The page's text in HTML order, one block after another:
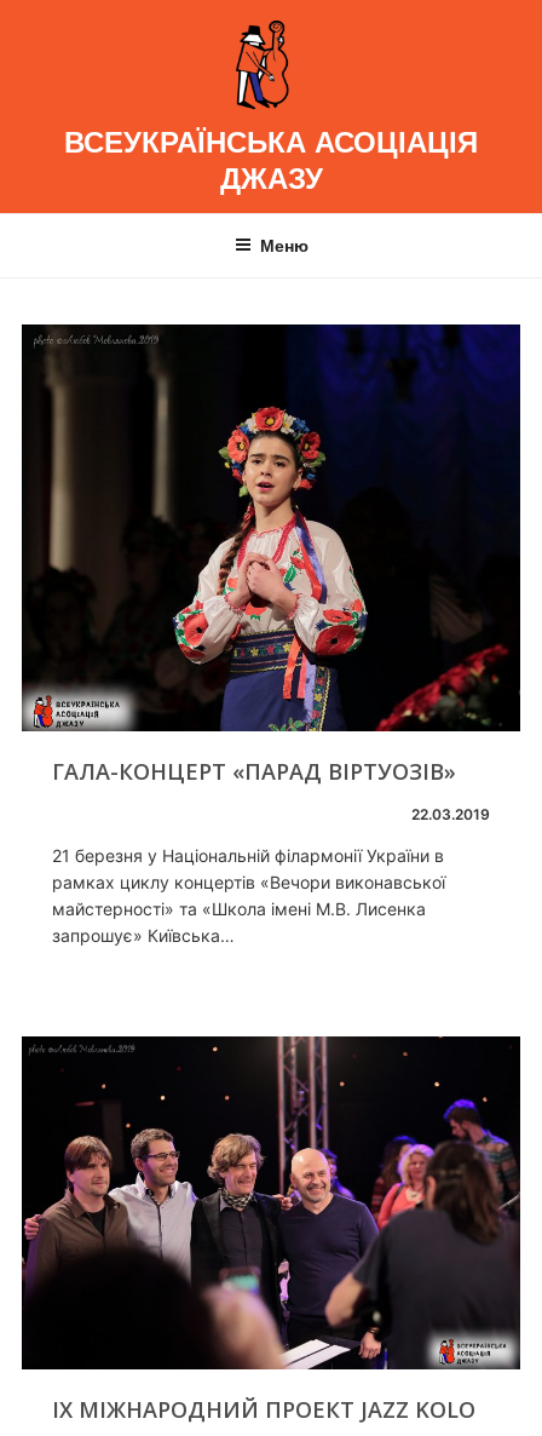
ВСЕУКРАЇНСЬКА АСОЦІАЦІЯ
ДЖАЗУ
Меню
ГАЛА-КОНЦЕРТ «ПАРАД ВІРТУОЗІВ»
22.03.2019
21 березня у Національній філармонії України в
рамках циклу концертів «Вечори виконавської
майстерності» та «Школа імені М.В. Лисенка
запрошує» Київська…
IX МІЖНАРОДНИЙ ПРОЕКТ JAZZ KOLO